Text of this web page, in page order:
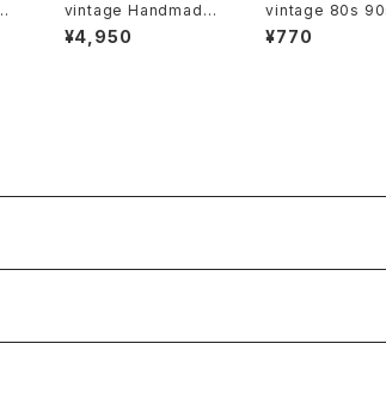
vintage Handmade
デニムエプロン
¥4,950
vintage 80s
スニックシフォンリ
バレッタ
¥770